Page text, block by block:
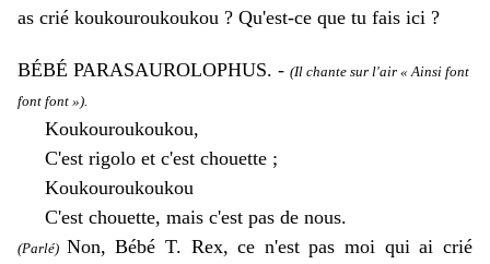
as crié koukouroukoukou ? Qu'est-ce que tu fais ici ?
BÉBÉ PARASAUROLOPHUS. - (Il chante sur l'air « Ainsi font
font font »).
Koukouroukoukou,
C'est rigolo et c'est chouette ;
Koukouroukoukou
C'est chouette, mais c'est pas de nous.
(Parlé) Non, Bébé T. Rex, ce n'est pas moi qui ai crié